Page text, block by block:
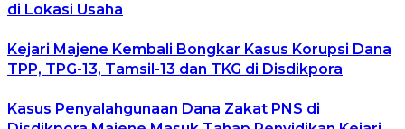
di Lokasi Usaha
Kejari Majene Kembali Bongkar Kasus Korupsi Dana
TPP, TPG-13, Tamsil-13 dan TKG di Disdikpora
Kasus Penyalahgunaan Dana Zakat PNS di